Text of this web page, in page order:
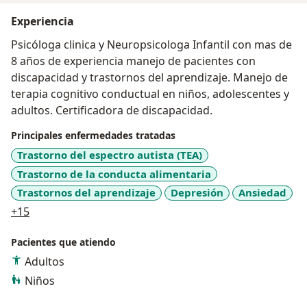
Experiencia
Psicóloga clinica y Neuropsicologa Infantil con mas de
8 años de experiencia manejo de pacientes con
discapacidad y trastornos del aprendizaje. Manejo de
terapia cognitivo conductual en niños, adolescentes y
adultos. Certificadora de discapacidad.
Principales enfermedades tratadas
Trastorno del espectro autista (TEA)
Trastorno de la conducta alimentaria
Trastornos del aprendizaje
Depresión Ansiedad
+15a11y_sr_more_diseases
Pacientes que atiendo
Adultos
Niños